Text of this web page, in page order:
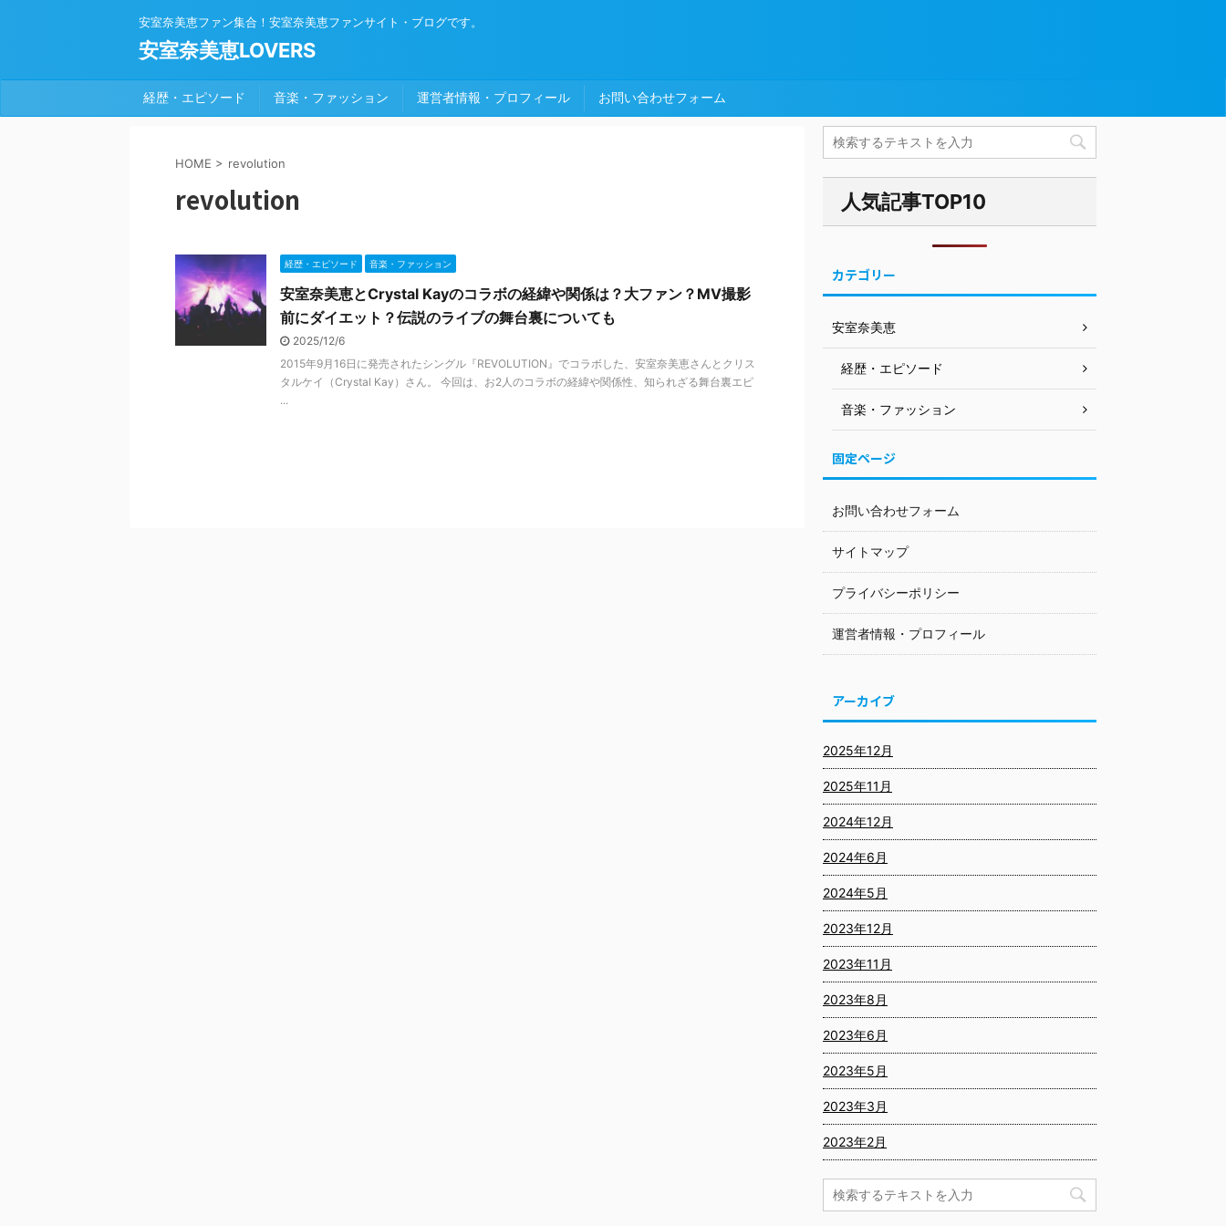
安室奈美恵ファン集合！安室奈美恵ファンサイト・ブログです。
安室奈美恵LOVERS
経歴・エピソード 音楽・ファッション 運営者情報・プロフィール お問い合わせフォーム
HOME > revolution
revolution
経歴・エピソード 音楽・ファッション
安室奈美恵とCrystal Kayのコラボの経緯や関係は？大ファン？MV撮影
前にダイエット？伝説のライブの舞台裏についても
2025/12/6
2015年9月16日に発売されたシングル『REVOLUTION』でコラボした、安室奈美恵さんとクリス
タルケイ（Crystal Kay）さん。 今回は、お2人のコラボの経緯や関係性、知られざる舞台裏エピ
...
人気記事TOP10
カテゴリー
安室奈美恵
経歴・エピソード
音楽・ファッション
固定ページ
お問い合わせフォーム
サイトマップ
プライバシーポリシー
運営者情報・プロフィール
アーカイブ
2025年12月
2025年11月
2024年12月
2024年6月
2024年5月
2023年12月
2023年11月
2023年8月
2023年6月
2023年5月
2023年3月
2023年2月